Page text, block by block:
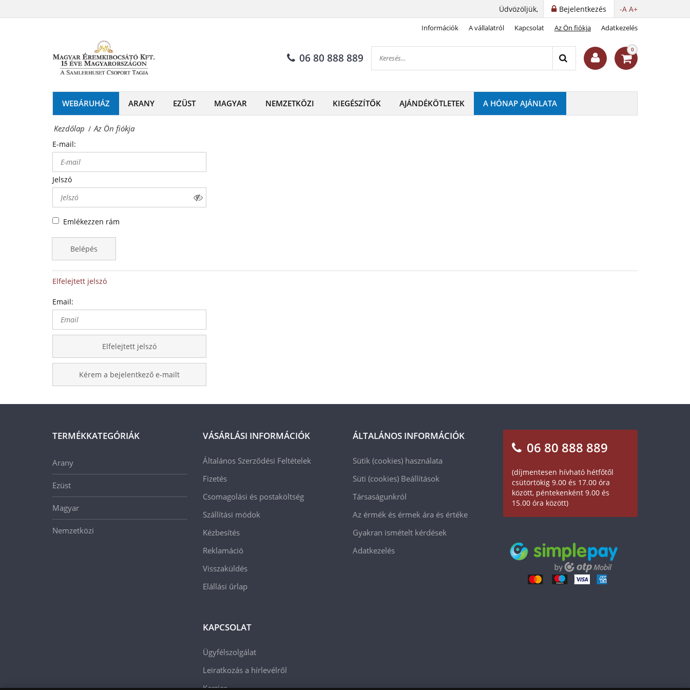
Magyar
Kft.
-
Érmék
és
emlékérmek
hivatalos
forgalmazója!
-A A+
Bejelentkezés
Üdvözöljük,
Információk A vállalatról Kapcsolat Az Ön fiókja Adatkezelés
06 80 888 889
0
WEBÁRUHÁZ ARANY EZÜST MAGYAR NEMZETKÖZI KIEGÉSZÍTŐK AJÁNDÉKÖTLETEK A HÓNAP AJÁNLATA
Kezdőlap / Az Ön fiókja
E-mail:
Jelszó
Emlékezzen rám
Belépés
Elfelejtett jelszó
Email:
Elfelejtett jelszó
Kérem a bejelentkező e-mailt
TERMÉKKATEGÓRIÁK
Arany
Ezüst
Magyar
Nemzetközi
VÁSÁRLÁSI INFORMÁCIÓK
Általános Szerződési Feltételek
Fizetés
Csomagolási és postaköltség
Szállítási módok
Kézbesítés
Reklamáció
Visszaküldés
Elállási űrlap
KAPCSOLAT
Ügyfélszolgálat
Leiratkozás a hírlevélről
ÁLTALÁNOS INFORMÁCIÓK
Sütik (cookies) használata
Süti (cookies) Beállítások
Társaságunkról
Az érmék és érmek ára és értéke
Gyakran ismételt kérdések
Adatkezelés
06 80 888 889
(díjmentesen hívható hétfőtől
csütörtökig 9.00 és 17.00 óra
között, péntekenként 9.00 és
15.00 óra között)
emlékérmek
forgalmazója!